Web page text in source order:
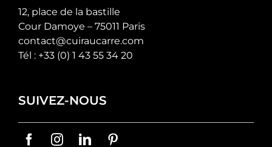
12, place de la bastille
Cour Damoye – 75011 Paris
contact@cuiraucarre.com
Tél : +33 (0) 1 43 55 34 20
SUIVEZ-NOUS